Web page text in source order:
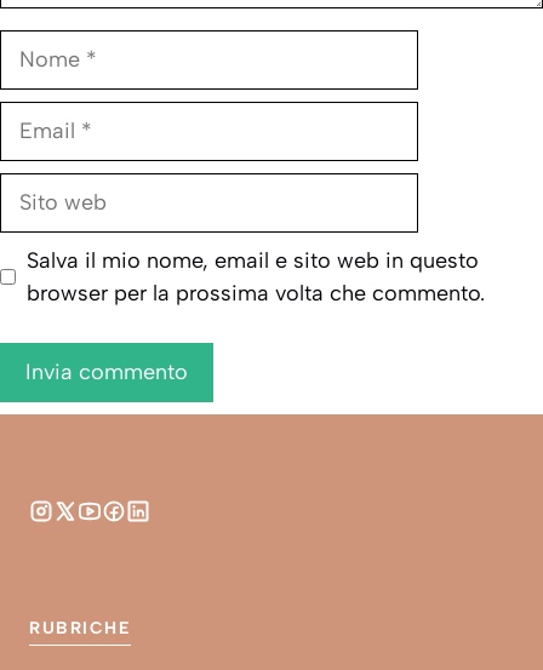
Nome
Email
Sito
Salva il mio nome, email e sito web in questo
browser per la prossima volta che commento.
RUBRICHE